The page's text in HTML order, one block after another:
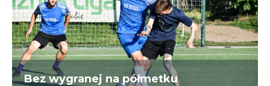
Bez wygranej na półmetku